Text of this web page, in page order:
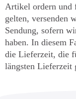
Artikel ordern und
gelten, versenden
Sendung, sofern
haben. In diesem
die Lieferzeit, die
längsten Lieferzeit